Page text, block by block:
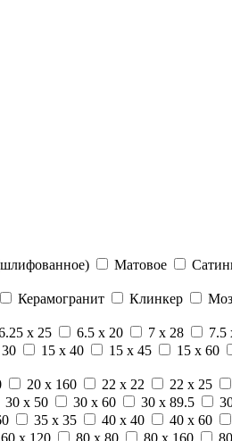
Матовое
Керамогранит Клинкер
x 25 6.5 x 20 7 x 28 7.5
15 x 40 15 x 45 15 x 60
20 x 160 22 x 22 22 x 25
30 x 50 30 x 60 30 x 89.5
35 x 35 40 x 40 40 x 60
60 x 120 80 x 80 80 x 160